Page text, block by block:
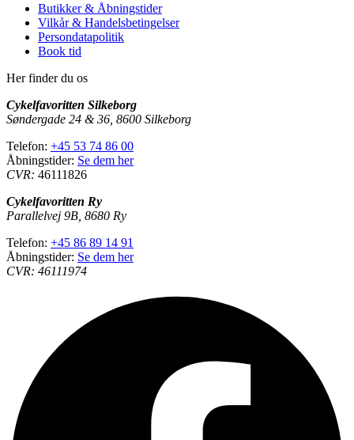
Butikker & Åbningstider
Vilkår & Handelsbetingelser
Persondatapolitik
Book tid
Her finder du os
Cykelfavoritten Silkeborg
Søndergade 24 & 36, 8600 Silkeborg
Telefon: +45 53 74 86 00
Åbningstider: Se dem her
CVR: 46111826
Cykelfavoritten Ry
Parallelvej 9B, 8680 Ry
Telefon: +45 86 89 14 91
Åbningstider: Se dem her
CVR: 46111974